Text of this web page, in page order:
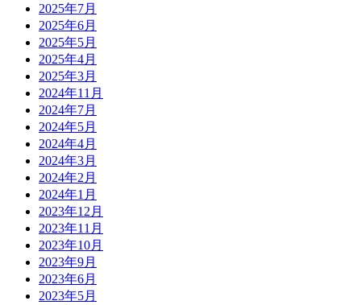
2025年7月
2025年6月
2025年5月
2025年4月
2025年3月
2024年11月
2024年7月
2024年5月
2024年4月
2024年3月
2024年2月
2024年1月
2023年12月
2023年11月
2023年10月
2023年9月
2023年6月
2023年5月